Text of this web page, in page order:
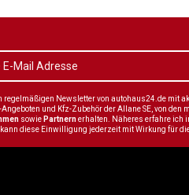
regelmäßigen Newsletter von autohaus24.de mit
und Kfz-Zubehör der Allane SE, von den
sowie Partnernerhalten. Näheres erfahre ich
kann diese Einwilligung jederzeit mit Wirkung für